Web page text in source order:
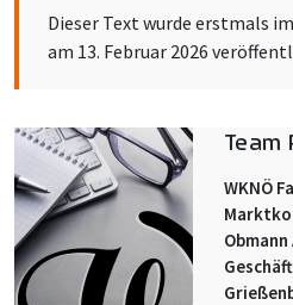
Dieser Text wurde erstmals
am 13. Februar 2026
Team
WKNÖ